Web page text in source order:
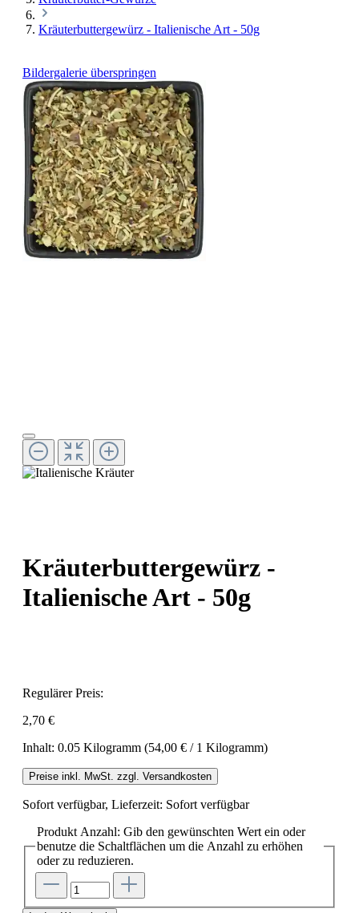
Kräuterbuttergewürz - Italienische Art - 50g
Bildergalerie überspringen
Kräuterbuttergewürz -
Italienische Art - 50g
Regulärer Preis:
2,70 €
Inhalt: 0.05 Kilogramm (54,00 € / 1 Kilogramm)
Preise inkl. MwSt. zzgl. Versandkosten
Sofort verfügbar, Lieferzeit: Sofort verfügbar
Produkt Anzahl: Gib den gewünschten Wert ein oder
benutze die Schaltflächen um die Anzahl zu erhöhen
oder zu reduzieren.